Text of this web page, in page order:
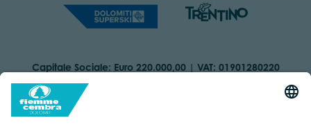
Capitale Sociale: Euro 220.000,00 | VAT: 01901280220
COOKIES IMPRINT
ORGANIZZAZIONE TRASPARENTE